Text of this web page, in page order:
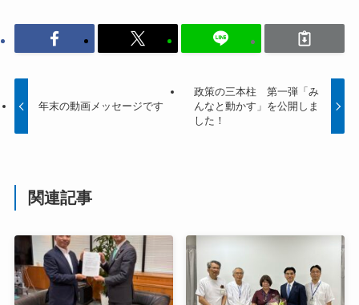
年末の動画メッセージです
政策の三本柱 第一弾「み
んなと動かす」を公開しま
した！
関連記事